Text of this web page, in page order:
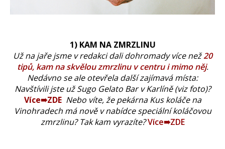
1) KAM NA ZMRZLINU
Už na jaře jsme v redakci dali dohromady více než20
tipů, kam na skvělou zmrzlinu v centru i mimo něj.
Nedávno se ale otevřela další zajímavá místa:
Navštívili jste už Sugo Gelato Bar v Karlíně (viz foto)?
Více➠ZDE Nebo víte, že pekárna Kus koláče na
Vinohradech má nově v nabídce speciální koláčovou
zmrzlinu? Tak kam vyrazíte?Více➠ZDE